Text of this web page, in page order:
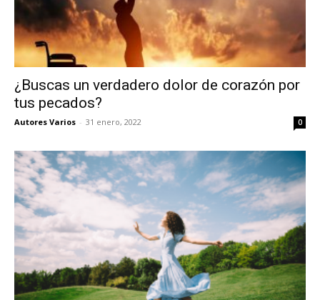
¿Buscas un verdadero dolor de corazón por
tus pecados?
Autores Varios - 31 enero, 2022 0